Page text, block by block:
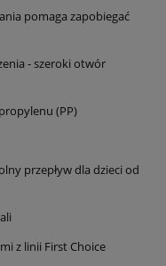
pomaga zapobiegać
- szeroki otwór
(PP)
przepływ dla dzieci od
z linii First Choice